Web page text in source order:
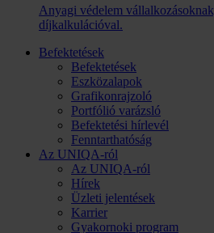
Anyagi védelem
díjkalkulációval.
Befektetések
Befektetések
Eszközalapok
Grafikonrajzoló
Portfólió varázsló
Befektetési hírlevél
Fenntarthatóság
Az UNIQA-ról
Az UNIQA-ról
Hírek
Üzleti jelentések
Karrier
Gyakornoki program